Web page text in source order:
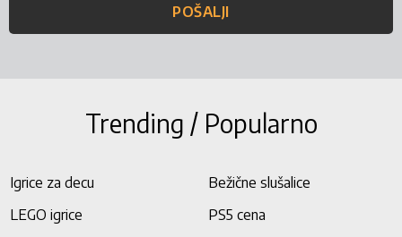
POŠALJI
Trending / Popularno
Igrice za decu
Bežične slušalice
LEGO igrice
PS5 cena